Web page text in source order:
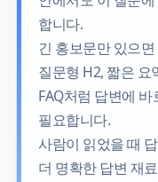
합니다.
긴 홍보문만 있으
질문형 H2, 짧은 요
FAQ처럼 답변에
필요합니다.
사람이 읽었을 때
더 명확한 답변 재